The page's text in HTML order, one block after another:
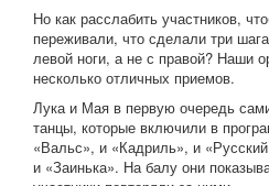
Но как расслабить участников,
переживали, что сделали три
левой ноги, а не с правой? Наши
несколько отличных приемов.
Лука и Мая в первую очередь
танцы, которые включили в
«Вальс», и «Кадриль», и
и «Заинька». На балу они